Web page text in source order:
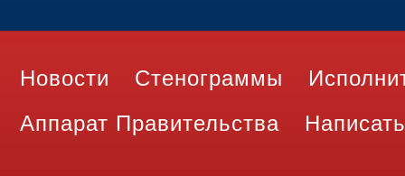
Новости Стенограммы
Аппарат Правительства